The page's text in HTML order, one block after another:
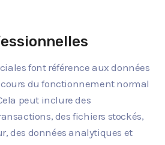
font référence aux données
du fonctionnement normal
peut inclure des
des fichiers stockés,
des données analytiques et